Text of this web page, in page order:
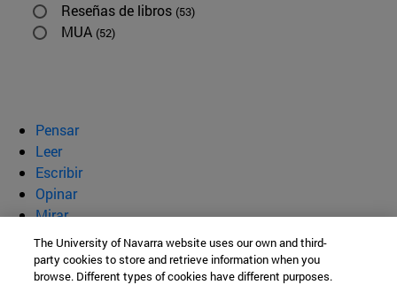
Reseñas de libros (53)
MUA (52)
Pensar
Leer
Escribir
Opinar
Mirar
Quiénes somos
BeBrave
The University of Navarra website uses our own and third-
party cookies to store and retrieve information when you
browse. Different types of cookies have different purposes.